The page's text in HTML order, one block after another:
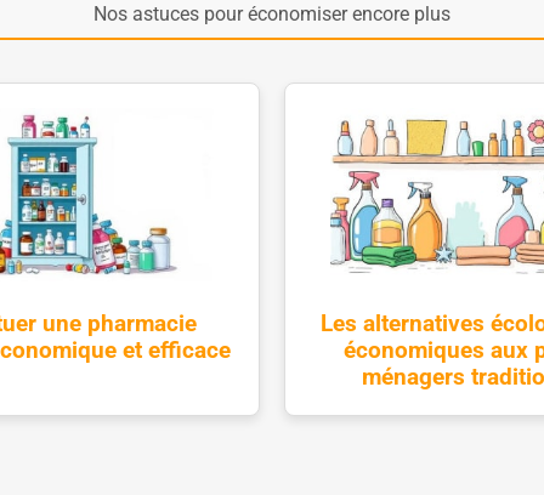
Nos astuces pour économiser encore plus
une pharmacie
et efficace
Les alternatives
économiques aux
ménagers